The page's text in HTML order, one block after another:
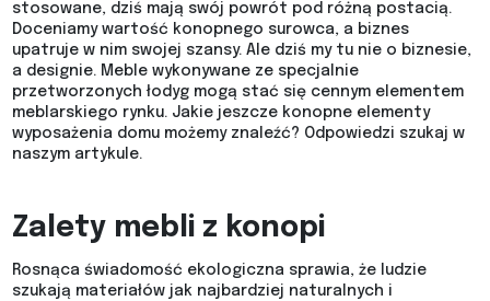
stosowane, dziś mają swój powrót pod różną postacią.
Doceniamy wartość konopnego surowca, a biznes
upatruje w nim swojej szansy. Ale dziś my tu nie o biznesie,
a designie. Meble wykonywane ze specjalnie
przetworzonych łodyg mogą stać się cennym elementem
meblarskiego rynku. Jakie jeszcze konopne elementy
wyposażenia domu możemy znaleźć? Odpowiedzi szukaj w
naszym artykule.
Zalety mebli z konopi
Rosnąca świadomość ekologiczna sprawia, że ludzie
szukają materiałów jak najbardziej naturalnych i